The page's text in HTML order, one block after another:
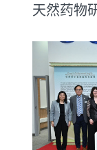
天然药物